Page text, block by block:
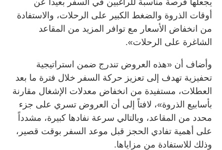
أوقات الذروة والضغط الكبير على الرحلات، والاستفادة
من انخفاض الأسعار مع توافر المزيد من المقاعد
الشاغرة على الرحلات».
وأضاف أن «هذه العروض تندرج ضمن استراتيجية
تحفيزية تهدف إلى تعزيز حركة السفر خلال فترة ما بعد
العطلات، مستفيدة من انخفاض معدلات الإشغال مقارنة
بأسابيع الذروة»، لافتاً إلى أن العروض تسري على جزء
محدد من المقاعد، وبالتالي سرعة نفادها كبيرة، مشدداً
على أهمية تفادي الحجز قبل موعد السفر بوقت قصير،
وذلك للاستفادة من مزاياها.